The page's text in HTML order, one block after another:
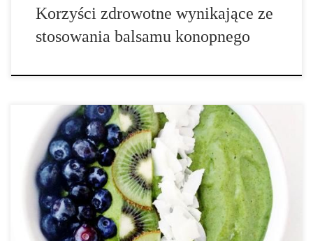
Korzyści zdrowotne wynikające ze
stosowania balsamu konopnego
Nie zawsze musimy zmagać się ze smokami, aby być
wojownikami. Chodzi o małe kroki, które sprowadzają się do
większego celu końcowego oraz niezachwianej siły woli, która
doprowadzi nas do tego celu. Dla nas, oznacza to dostarczanie
sobie dobrej jakości energii […]